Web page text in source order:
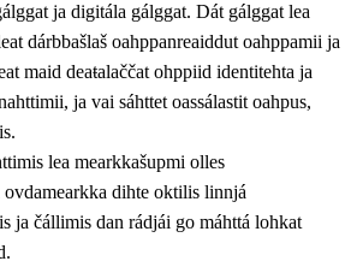
ovdáneapmi ja oahppahábmen
ja ovdáneapmi
ja digitála gálggat. Dát gálggat lea
dárbbašlaš oahppanreaiddut oahppamii ja
maid deaŧalaččat ohppiid identitehta ja
ja vai sáhttet oassálastit oahpus,
lea mearkkašupmi olles
ovdamearkka dihte oktilis linnjá
ja čállimis dan rádjái go máhttá lohkat